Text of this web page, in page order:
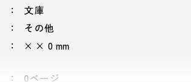
文庫
その他
× × 0 mm
0ページ